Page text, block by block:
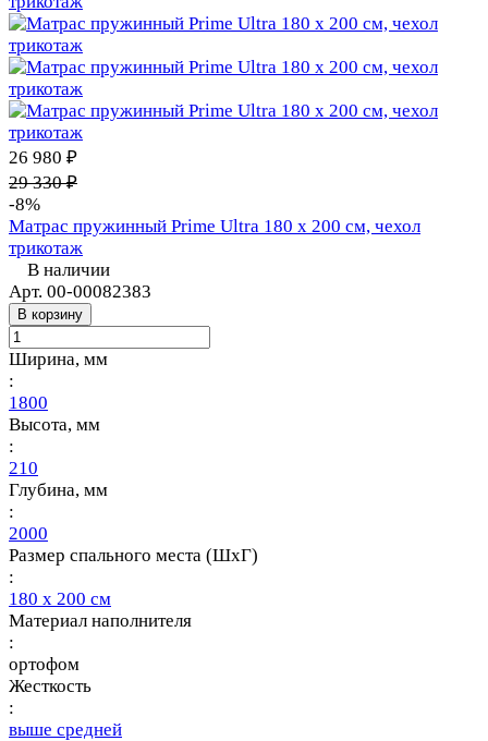
26 980 ₽
29 330 ₽
-8%
Матрас пружинный Prime Ultra 180 х 200 см, чехол
трикотаж
В наличии
Арт. 00-00082383
В корзину
Ширина, мм
:
1800
Высота, мм
:
210
Глубина, мм
:
2000
Размер спального места (ШхГ)
:
180 х 200 см
Материал наполнителя
:
ортофом
Жесткость
:
выше средней